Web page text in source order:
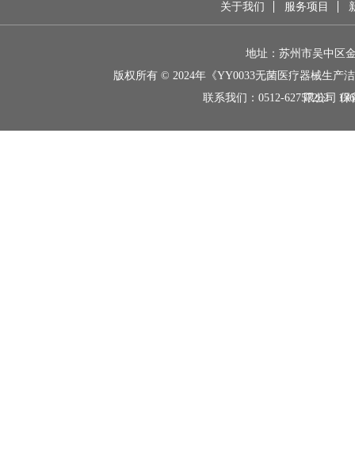
关于我们 服务项目
地址：苏州市吴中区
版权所有 © 2024年《YY0033无菌医疗器械生产
限公司 保
联系我们： 0512-62757262